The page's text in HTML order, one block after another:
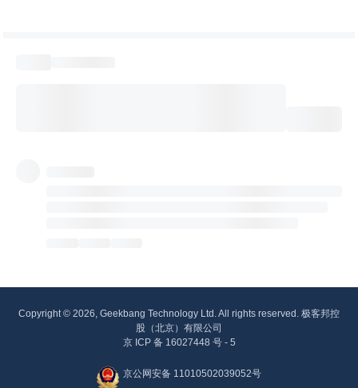
Copyright © 2026, Geekbang Technology Ltd. All rights reserved. 极客邦控
股（北京）有限公司
京 ICP 备 16027448 号 - 5
京公网安备 11010502039052号